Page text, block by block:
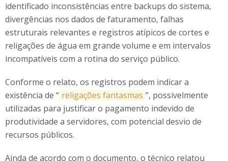
identificado inconsistências entre backups do sistema,
divergências nos dados de faturamento, falhas
estruturais relevantes e registros atípicos de cortes e
religações de água em grande volume e em intervalos
incompatíveis com a rotina do serviço público.
Conforme o relato, os registros podem indicar a
existência de “ religações fantasmas ”, possivelmente
utilizadas para justificar o pagamento indevido de
produtividade a servidores, com potencial desvio de
recursos públicos.
Ainda de acordo com o documento, o técnico relatou